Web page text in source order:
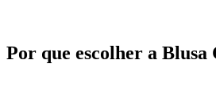
Por que escolher a Blusa